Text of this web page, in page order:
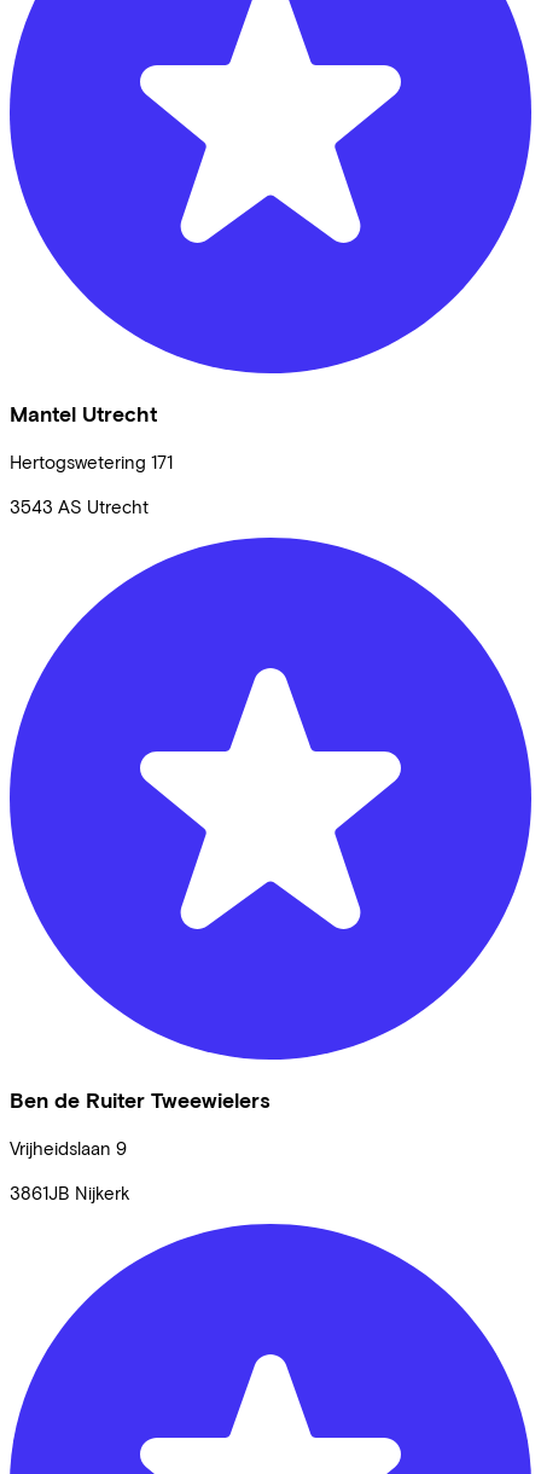
Mantel Utrecht
Hertogswetering 171
3543 AS Utrecht
Ben de Ruiter Tweewielers
Vrijheidslaan 9
3861JB Nijkerk